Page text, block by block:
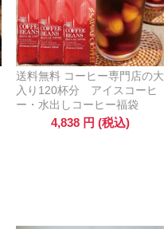
送料無料 コーヒー専門店の大
入り120杯分 アイスコーヒ
ー・水出しコーヒー福袋
4,838 円 (税込)